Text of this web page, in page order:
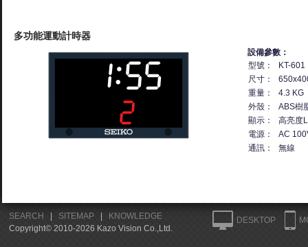
多功能運動計時器
設備參數：
型號：
KT-601
尺寸：
重量：
4.3 KG
外殼：
ABS樹
顯示：
高亮度
電源：
AC
通訊：
無線
SEARCH SITEMAP|
KNOWLEDGE
Copyright© 2010-2026 Kazo Vision Co.,Ltd.
DESKTOP